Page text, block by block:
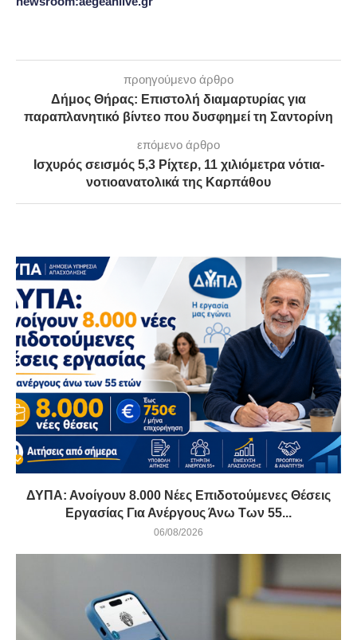
προηγούμενο άρθρο
Δήμος Θήρας: Επιστολή διαμαρτυρίας για
παραπλανητικό βίντεο που δυσφημεί τη Σαντορίνη
επόμενο άρθρο
Ισχυρός σεισμός 5,3 Ρίχτερ, 11 χιλιόμετρα νότια-
νοτιοανατολικά της Καρπάθου
ΔΥΠΑ: Ανοίγουν 8.000 Νέες Επιδοτούμενες Θέσεις
Εργασίας Για Ανέργους Άνω Των 55...
06/08/2026